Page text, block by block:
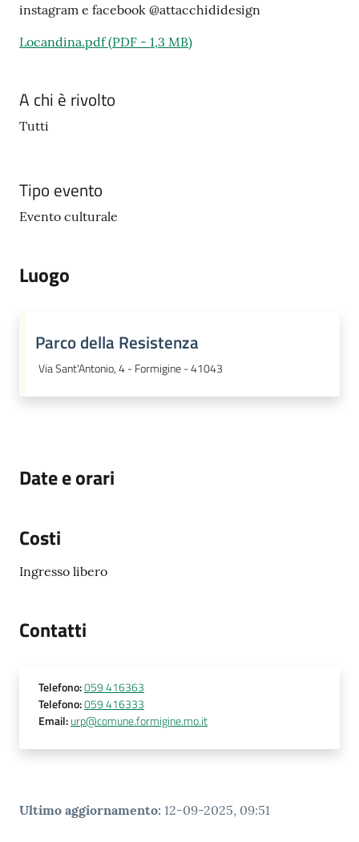
instagram e facebook @attacchididesign
Locandina.pdf(PDF - 1,3 MB)
A chi è rivolto
Tutti
Tipo evento
Evento culturale
Luogo
Parco della Resistenza
Via Sant'Antonio, 4 - Formigine - 41043
Date e orari
Costi
Ingresso libero
Contatti
Telefono:059 416363
Telefono:059 416333
Email:urp@comune.formigine.mo.it
Ultimo aggiornamento: 12-09-2025, 09:51